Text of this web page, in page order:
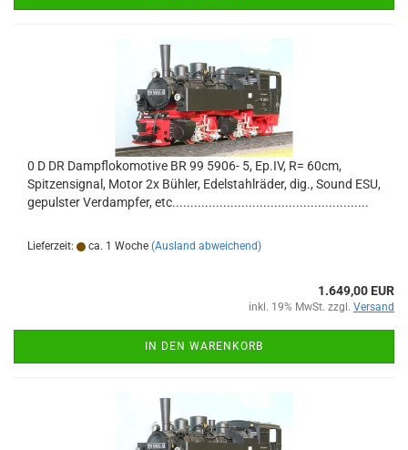
0 D DR Dampflokomotive BR 99 5906- 5, Ep.IV, R= 60cm,
Spitzensignal, Motor 2x Bühler, Edelstahlräder, dig., Sound ESU,
gepulster Verdampfer, etc......................................................
Lieferzeit: ca. 1 Woche (Ausland abweichend)
1.649,00 EUR
inkl. 19% MwSt. zzgl. Versand
IN DEN WARENKORB